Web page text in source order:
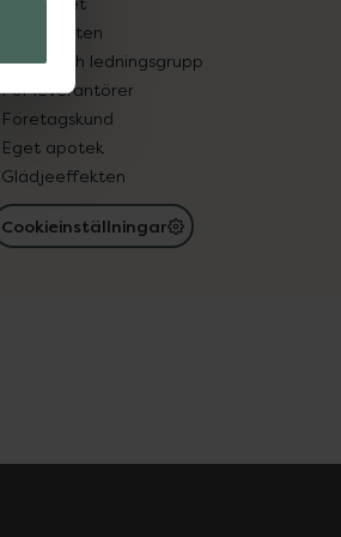
Samarbeten
Ägare och ledningsgrupp
För leverantörer
Företagskund
Eget apotek
Glädjeeffekten
Cookieinställningar